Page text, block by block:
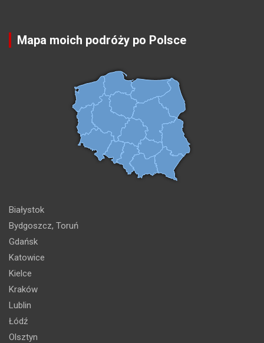
Mapa moich podróży po Polsce
Białystok
Bydgoszcz, Toruń
Gdańsk
Katowice
Kielce
Kraków
Lublin
Łódź
Olsztyn